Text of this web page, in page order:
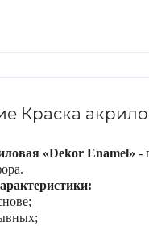
Краска
«Dekor Enamel» -